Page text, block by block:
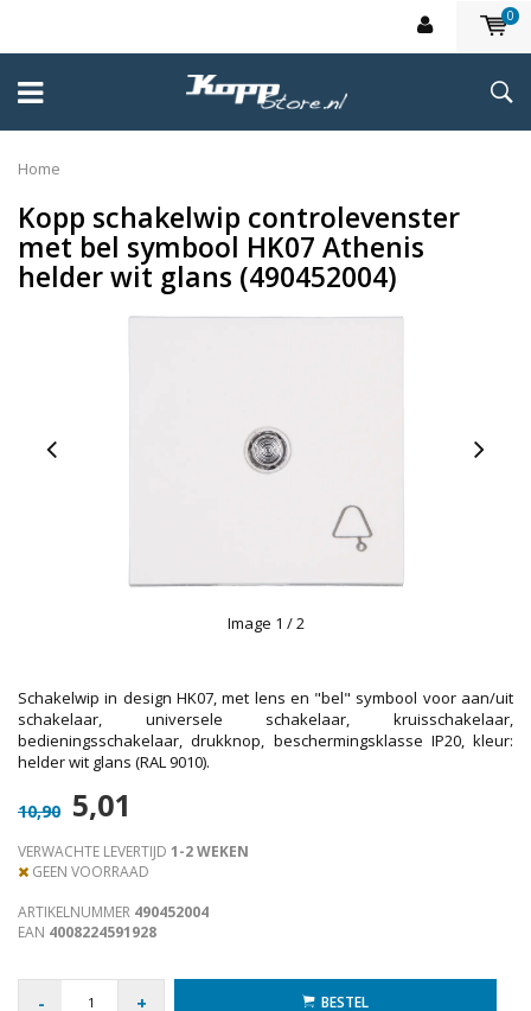
0
Home
Kopp schakelwip controlevenster
met bel symbool HK07 Athenis
helder wit glans (490452004)
Image 1 / 2
Schakelwip in design HK07, met lens en "bel" symbool voor aan/uit
schakelaar, universele schakelaar, kruisschakelaar,
bedieningsschakelaar, drukknop, beschermingsklasse IP20, kleur:
helder wit glans (RAL 9010).
10,90 5,01
VERWACHTE LEVERTIJD 1-2 WEKEN
GEEN VOORRAAD
ARTIKELNUMMER 490452004
EAN 4008224591928
- + BESTEL